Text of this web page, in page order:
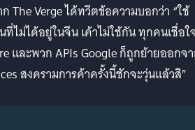
The Verge ได้ทวีตข้อความบอกว่า “ใช้
ที่ไม่ได้อยู่ในจีน เค้าไม่ใช้กัน ทุกคนเชื่อใ
และพวก APIs Google ก็ถูกย้ายออกจ
สงครามการค้าครั้งนี้ชักจะวุ่นแล้วสิ”